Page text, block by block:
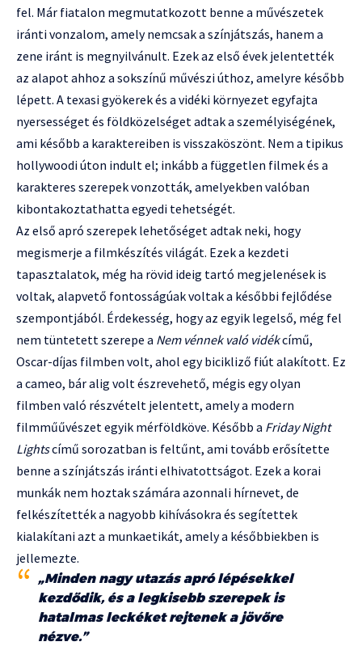
fel. Már fiatalon megmutatkozott benne a művészetek
iránti vonzalom, amely nemcsak a színjátszás, hanem a
zene iránt is megnyilvánult. Ezek az első évek jelentették
az alapot ahhoz a sokszínű művészi úthoz, amelyre később
lépett. A texasi gyökerek és a vidéki környezet egyfajta
nyersességet és földközelséget adtak a személyiségének,
ami később a karaktereiben is visszaköszönt. Nem a tipikus
hollywoodi úton indult el; inkább a független filmek és a
karakteres szerepek vonzották, amelyekben valóban
kibontakoztathatta egyedi tehetségét.
Az első apró szerepek lehetőséget adtak neki, hogy
megismerje a filmkészítés világát. Ezek a kezdeti
tapasztalatok, még ha rövid ideig tartó megjelenések is
voltak, alapvető fontosságúak voltak a későbbi fejlődése
szempontjából. Érdekesség, hogy az egyik legelső, még fel
nem tüntetett szerepe a Nem vénnek való vidékcímű,
Oscar-díjas filmben volt, ahol egy bicikliző fiút alakított. Ez
a cameo, bár alig volt észrevehető, mégis egy olyan
filmben való részvételt jelentett, amely a modern
filmműűvészet egyik mérföldköve. Később a Friday Night
Lightscímű sorozatban is feltűnt, ami tovább erősítette
benne a színjátszás iránti elhivatottságot. Ezek a korai
munkák nem hoztak számára azonnali hírnevet, de
felkészítették a nagyobb kihívásokra és segítettek
kialakítani azt a munkaetikát, amely a későbbiekben is
jellemezte.
„Minden nagy utazás apró lépésekkel
kezdődik, és a legkisebb szerepek is
hatalmas leckéket rejtenek a jövőre
nézve.”